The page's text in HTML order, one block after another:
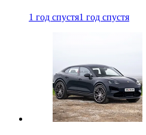
1 год спустя1 год спустя